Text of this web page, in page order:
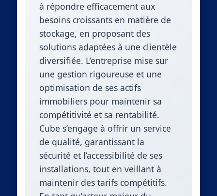
à répondre efficacement aux
besoins croissants en matière de
stockage, en proposant des
solutions adaptées à une clientèle
diversifiée. L’entreprise mise sur
une gestion rigoureuse et une
optimisation de ses actifs
immobiliers pour maintenir sa
compétitivité et sa rentabilité.
Cube s’engage à offrir un service
de qualité, garantissant la
sécurité et l’accessibilité de ses
installations, tout en veillant à
maintenir des tarifs compétitifs.